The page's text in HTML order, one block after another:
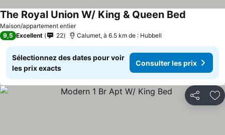
Maison/appartement entier
The Royal Union W/ King & Queen Bed
9,5 Excellent 22 Calumet, à 6.5 km de : Hubbell
Sélectionnez des dates pour voir
les prix exacts
Consulter les prix
Partager